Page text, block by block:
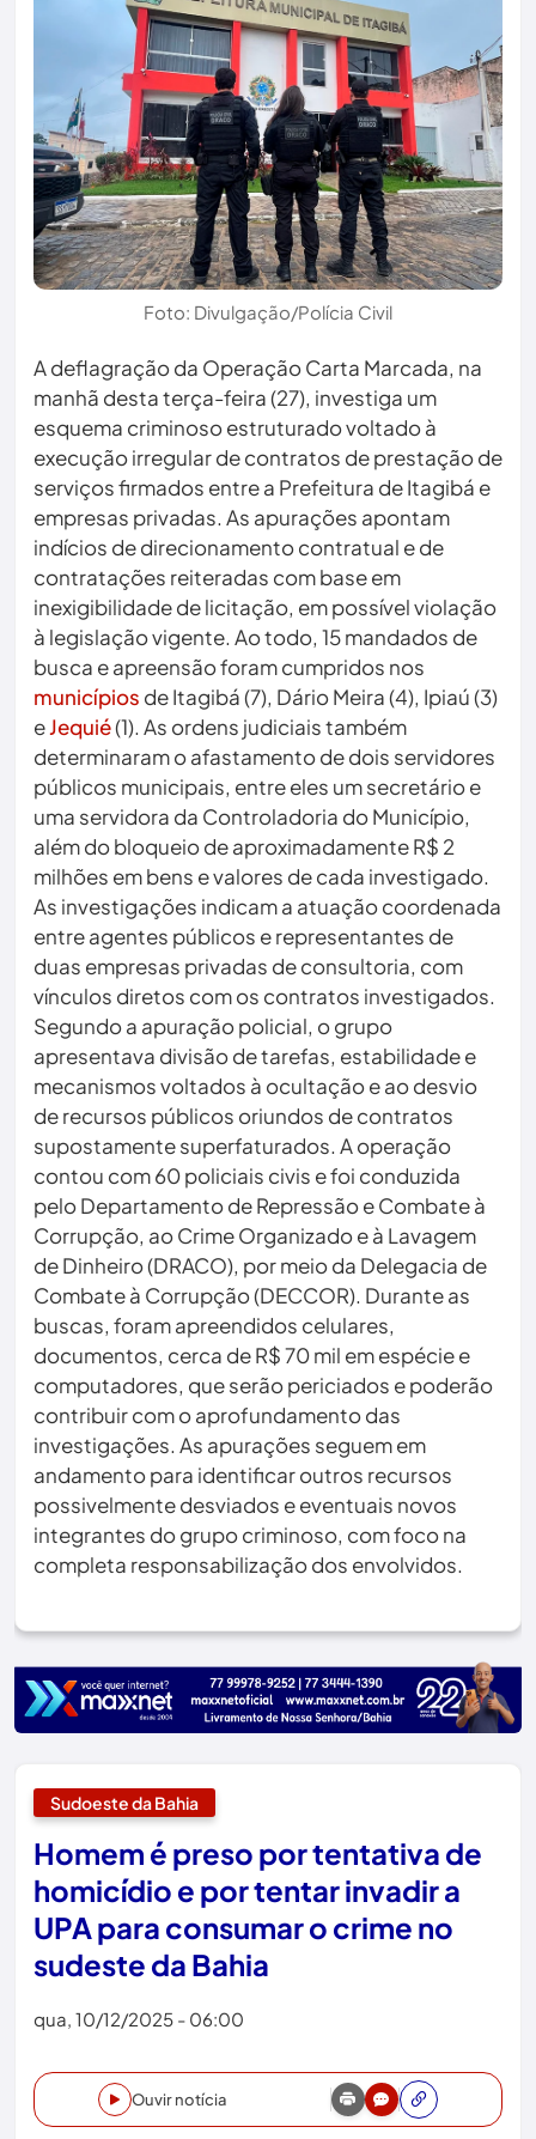
Foto: Divulgação/Polícia Civil
A deflagração da Operação Carta Marcada, na
manhã desta terça-feira (27), investiga um
esquema criminoso estruturado voltado à
execução irregular de contratos de prestação de
serviços firmados entre a Prefeitura de Itagibá e
empresas privadas. As apurações apontam
indícios de direcionamento contratual e de
contratações reiteradas com base em
inexigibilidade de licitação, em possível violação
à legislação vigente. Ao todo, 15 mandados de
busca e apreensão foram cumpridos nos
municípios de Itagibá (7), Dário Meira (4), Ipiaú (3)
eJequié(1). As ordens judiciais também
determinaram o afastamento de dois servidores
públicos municipais, entre eles um secretário e
uma servidora da Controladoria do Município,
além do bloqueio de aproximadamente R$ 2
milhões em bens e valores de cada investigado.
As investigações indicam a atuação coordenada
entre agentes públicos e representantes de
duas empresas privadas de consultoria, com
vínculos diretos com os contratos investigados.
Segundo a apuração policial, o grupo
apresentava divisão de tarefas, estabilidade e
mecanismos voltados à ocultação e ao desvio
de recursos públicos oriundos de contratos
supostamente superfaturados. A operação
contou com 60 policiais civis e foi conduzida
pelo Departamento de Repressão e Combate à
Corrupção, ao Crime Organizado e à Lavagem
de Dinheiro (DRACO), por meio da Delegacia de
Combate à Corrupção (DECCOR). Durante as
buscas, foram apreendidos celulares,
documentos, cerca de R$ 70 mil em espécie e
computadores, que serão periciados e poderão
contribuir com o aprofundamento das
investigações. As apurações seguem em
andamento para identificar outros recursos
possivelmente desviados e eventuais novos
integrantes do grupo criminoso, com foco na
completa responsabilização dos envolvidos.
Sudoeste da Bahia
Homem é preso por tentativa de
homicídio e por tentar invadir a
UPA para consumar o crime no
sudeste da Bahia
qua, 10/12/2025 - 06:00
Ouvir notícia